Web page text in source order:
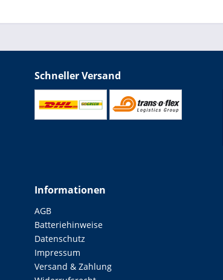
Schneller Versand
Informationen
AGB
Batteriehinweise
Datenschutz
Impressum
Versand & Zahlung